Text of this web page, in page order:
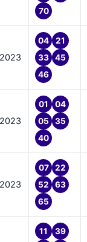
70
04
21
33
45
46
01
04
05
35
40
07
22
52
63
65
11
39